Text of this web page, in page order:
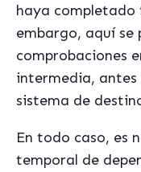
haya completado
embargo, aquí se
comprobaciones
intermedia, antes
sistema de
En todo caso, es
temporal de